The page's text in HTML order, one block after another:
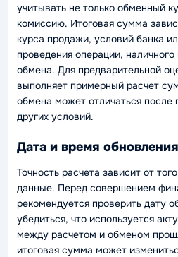
учитывать не только обменный
комиссию. Итоговая сумма
курса продажи, условий банка
проведения операции, наличного
обмена. Для предварительной
выполняет примерный расчет
обмена может отличаться после
других условий.
Дата и время
Точность расчета зависит от
данные. Перед совершением
рекомендуется проверить дату
убедиться, что используется
между расчетом и обменом
итоговая сумма может